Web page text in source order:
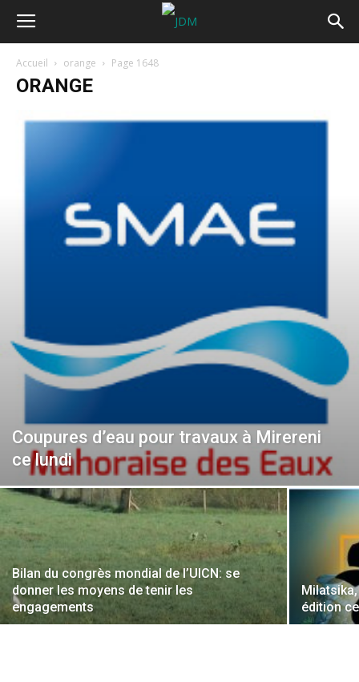
Accueil orange Page 1648
ORANGE
Coupures d’eau pour travaux à Mirereni
ce lundi
Bilan du congrès mondial de l’UICN: se
donner les moyens de tenir les
engagements
édition